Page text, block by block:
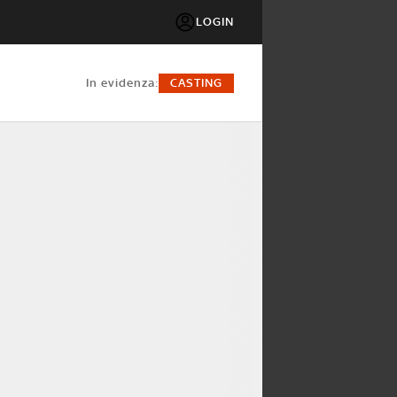
LOGIN
in evidenza: CASTING